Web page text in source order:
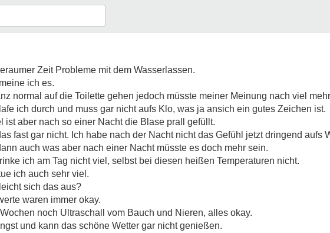
Zeit Probleme mit dem Wasserlassen.
ich es.
normal auf die Toilette gehen jedoch müsste meiner Meinung nach viel
ich durch und muss gar nicht aufs Klo, was ja ansich ein gutes Zeichen ist.
ist aber nach so einer Nacht die Blase prall gefüllt.
fast gar nicht. Ich habe nach der Nacht nicht das Gefühl jetzt dringend aufs
auch was aber nach einer Nacht müsste es doch mehr sein.
ich am Tag nicht viel, selbst bei diesen heißen Temperaturen nicht.
ich auch sehr viel.
sich das aus?
waren immer okay.
noch Ultraschall vom Bauch und Nieren, alles okay.
und kann das schöne Wetter gar nicht genießen.